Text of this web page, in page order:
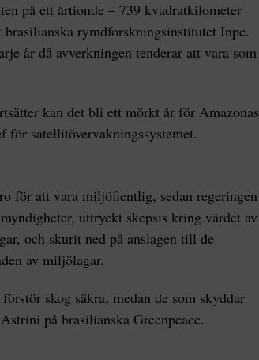
på ett årtionde – 739 kvadratkilometer
brasilianska rymdforskningsinstitutet Inpe.
år då avverkningen tenderar att vara som
kan det bli ett mörkt år för Amazonas
för satellitövervakningssystemet.
för att vara miljöfientlig, sedan regeringen
uttryckt skepsis kring värdet av
och skurit ned på anslagen till de
av miljölagar.
skog säkra, medan de som skyddar
på brasilianska Greenpeace.